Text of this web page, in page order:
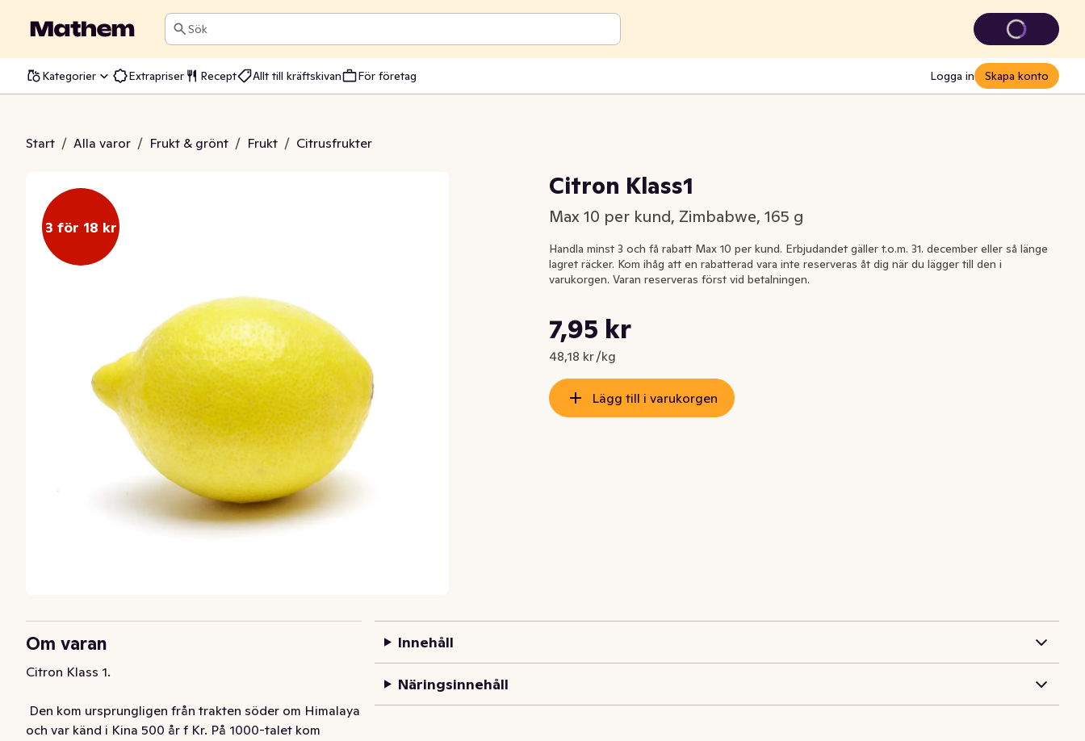
Sök
Kategorier Extrapriser Recept Allt till kräftskivan För företag Logga in Skapa konto
Start / Alla varor / Frukt & grönt / Frukt / Citrusfrukter
Klass1
3 för 18 kr
Citron Klass1
Max 10 per kund, Zimbabwe, 165 g
Nuvarande pris är: 7,95 kr
7,95 kr
48,18 kr /kg
Styckpris: 48,18 kr /kg
Handla minst 3 och få rabatt Max 10 per kund. Erbjudandet gäller t.o.m. 31. december eller så länge
lagret räcker. Kom ihåg att en rabatterad vara inte reserveras åt dig när du lägger till den i
varukorgen. Varan reserveras först vid betalningen.
Lägg till i varukorgen
Om varan
Citron Klass 1.
och var känd i Kina 500 år f Kr. På 1000-talet kom
Innehåll
Näringsinnehåll